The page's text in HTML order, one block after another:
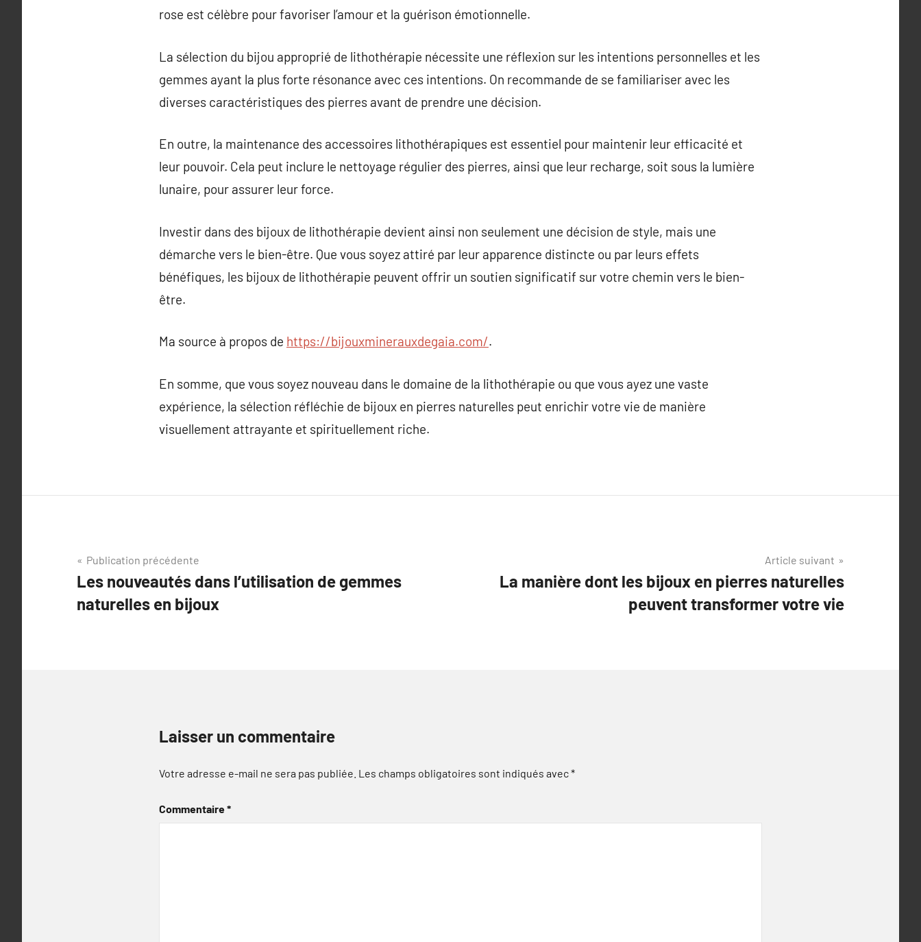
rose est célèbre pour favoriser l’amour et la guérison émotionnelle.
La sélection du bijou approprié de lithothérapie nécessite une réflexion sur les intentions personnelles et les
gemmes ayant la plus forte résonance avec ces intentions. On recommande de se familiariser avec les
diverses caractéristiques des pierres avant de prendre une décision.
En outre, la maintenance des accessoires lithothérapiques est essentiel pour maintenir leur efficacité et
leur pouvoir. Cela peut inclure le nettoyage régulier des pierres, ainsi que leur recharge, soit sous la lumière
lunaire, pour assurer leur force.
Investir dans des bijoux de lithothérapie devient ainsi non seulement une décision de style, mais une
démarche vers le bien-être. Que vous soyez attiré par leur apparence distincte ou par leurs effets
bénéfiques, les bijoux de lithothérapie peuvent offrir un soutien significatif sur votre chemin vers le bien-
être.
Ma source à propos de https://bijouxminerauxdegaia.com/.
En somme, que vous soyez nouveau dans le domaine de la lithothérapie ou que vous ayez une vaste
expérience, la sélection réfléchie de bijoux en pierres naturelles peut enrichir votre vie de manière
visuellement attrayante et spirituellement riche.
Navigation
de
l’article
Publication précédente
Les nouveautés dans l’utilisation de gemmes
naturelles en bijoux
Article suivant
La manière dont les bijoux en pierres naturelles
peuvent transformer votre vie
Laisser un commentaire
Votre adresse e-mail ne sera pas publiée. Les champs obligatoires sont indiqués avec*
Commentaire*